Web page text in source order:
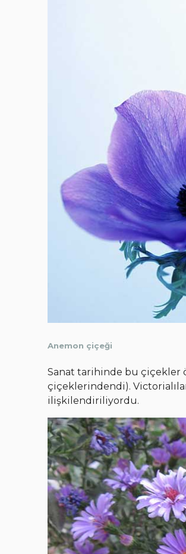
Anemon çiçeği
Sanat tarihinde bu çiçekler
çiçeklerindendi).
ilişkilendiriliyordu.